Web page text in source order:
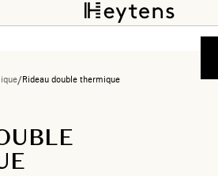
/Rideau double thermique